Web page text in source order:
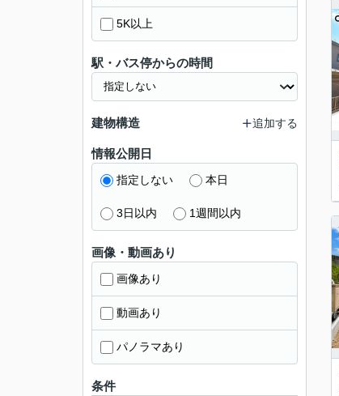
5K以上
駅・バス停からの時間
建物構造 追加する
情報公開日
指定しない 本日
3日以内 1週間以内
画像・動画あり
画像あり
動画あり
パノラマあり
条件